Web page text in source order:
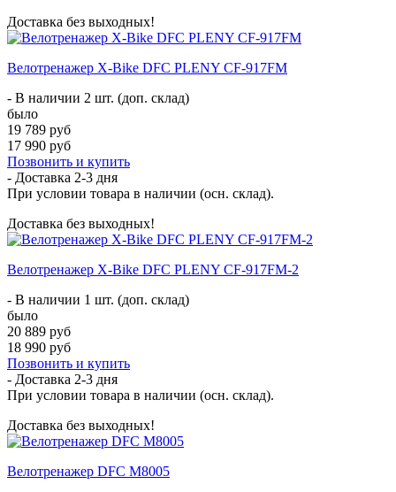
Доставка без выходных!
Велотренажер X-Bike DFC PLENY CF-917FM
- В наличии 2 шт. (доп. склад)
было
19 789 руб
17 990 руб
Позвонить и купить
- Доставка 2-3 дня
При условии товара в наличии (осн. склад).
Доставка без выходных!
Велотренажер X-Bike DFC PLENY CF-917FM-2
- В наличии 1 шт. (доп. склад)
было
20 889 руб
18 990 руб
Позвонить и купить
- Доставка 2-3 дня
При условии товара в наличии (осн. склад).
Доставка без выходных!
Велотренажер DFC M8005